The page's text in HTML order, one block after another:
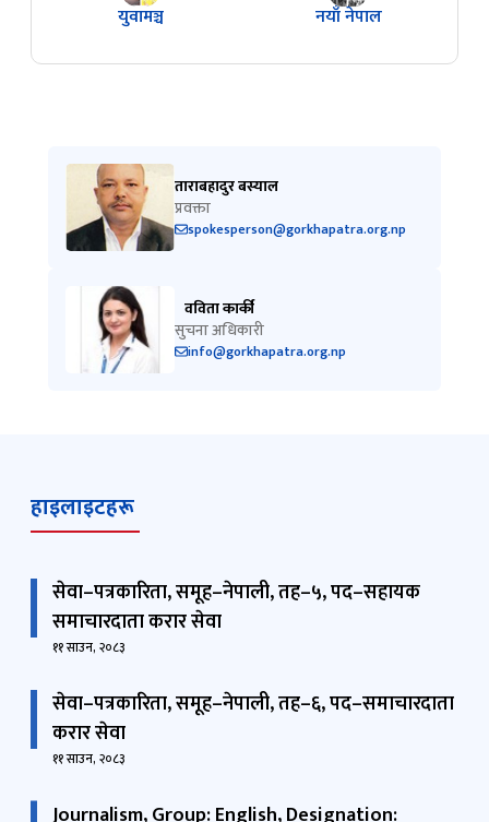
युवामञ्च नयाँ नेपाल
ताराबहादुर बस्याल
प्रवक्ता
spokesperson@gorkhapatra.org.np
वविता कार्की
सुचना अधिकारी
info@gorkhapatra.org.np
हाइलाइटहरू
सेवा–पत्रकारिता, समूह–नेपाली, तह–५, पद–सहायक
समाचारदाता करार सेवा
११ साउन, २०८३
सेवा–पत्रकारिता, समूह–नेपाली, तह–६, पद–समाचारदाता
करार सेवा
११ साउन, २०८३
Journalism, Group: English, Designation: